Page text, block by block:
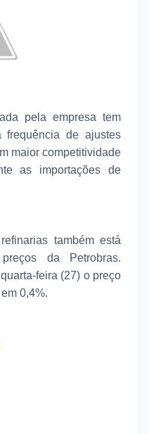
pela empresa tem
frequência de ajustes
maior competitividade
as importações de
também está
da Petrobras.
feira (27) o preço
0,4%.